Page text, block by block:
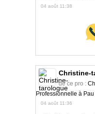
04 août 11:38
Christine-
de ce pro :
Professionnelle à Pau
04 août 11:36